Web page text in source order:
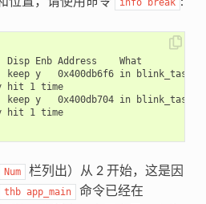
info break
Enb Address    What
y   0x400db6f6 in blink_task at
hit 1 time
y   0x400db704 in blink_task
hit 1 time
Num
栏列出）从 2 开始，这是因
thb app_main 命令已经在